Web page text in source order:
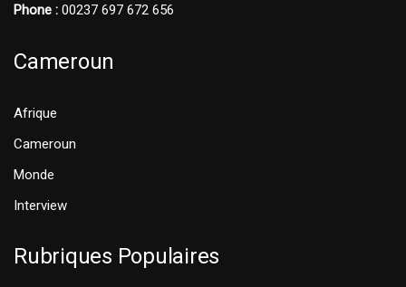
Phone : 00237 697 672 656
Cameroun
Afrique
Cameroun
Monde
Interview
Rubriques Populaires